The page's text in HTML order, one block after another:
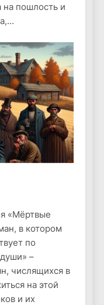
на пошлость и
«Мёртвые
в котором
по
–
числящихся в
на этой
и их